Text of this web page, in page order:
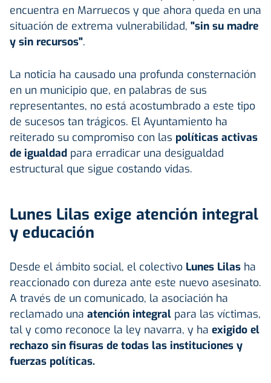
encuentra en Marruecos y que ahora queda en una
situación de extrema vulnerabilidad, "sin su madre
y sin recursos".
La noticia ha causado una profunda consternación
en un municipio que, en palabras de sus
representantes, no está acostumbrado a este tipo
de sucesos tan trágicos. El Ayuntamiento ha
reiterado su compromiso con las políticas activas
de igualdad para erradicar una desigualdad
estructural que sigue costando vidas.
Lunes Lilas exige atención integral
y educación
Desde el ámbito social, el colectivo Lunes Lilas ha
reaccionado con dureza ante este nuevo asesinato.
A través de un comunicado, la asociación ha
reclamado una atención integral para las víctimas,
tal y como reconoce la ley navarra, y ha exigido el
rechazo sin fisuras de todas las instituciones y
fuerzas políticas.